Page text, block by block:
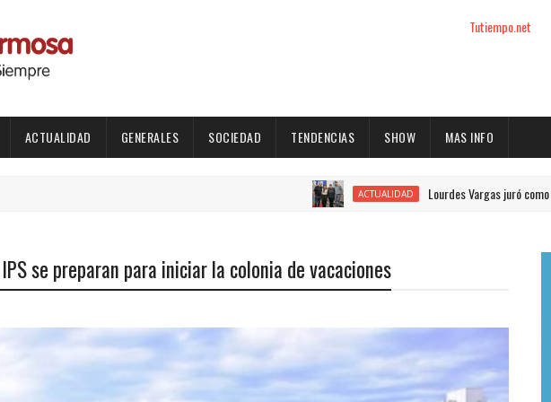
Tutiempo.net
ACTUALIDAD GENERALES SOCIEDAD TENDENCIAS SHOW MAS INFO
ACTUALIDAD Lourdes Vargas juró como concejal
se preparan para iniciar la colonia de vacaciones